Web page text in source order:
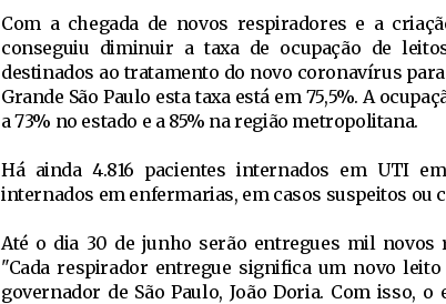
Com a chegada de novos respiradores e a
conseguiu diminuir a taxa de ocupação de
destinados ao tratamento do novo coronavírus
Grande São Paulo esta taxa está em 75,5%. A
a 73% no estado e a 85% na região metropolitana.
Há ainda 4.816 pacientes internados em UTI
internados em enfermarias, em casos suspeitos ou
Até o dia 30 de junho serão entregues mil novos
"Cada respirador entregue significa um novo
governador de São Paulo, João Doria. Com isso,